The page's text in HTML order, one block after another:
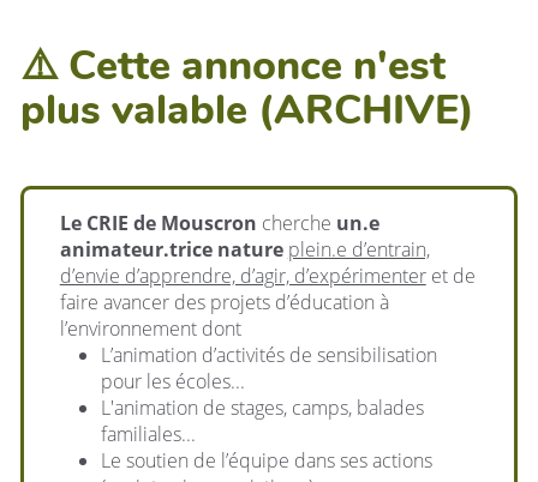
⚠️ Cette annonce n'est
plus valable (ARCHIVE)
Le CRIE de Mouscron cherche un.e
animateur.trice nature plein.e d’entrain,
d’envie d’apprendre, d’agir, d’expérimenteret de
faire avancer des projets d’éducation à
l’environnement dont
L’animation d’activités de sensibilisation
pour les écoles...
L'animation de stages, camps, balades
familiales...
Le soutien de l’équipe dans ses actions